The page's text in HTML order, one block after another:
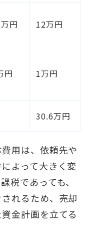
円 12万円
円 1万円
30.6万円
用は、依頼先や
よって大きく変
税であっても、
れるため、売却
金計画を立てる